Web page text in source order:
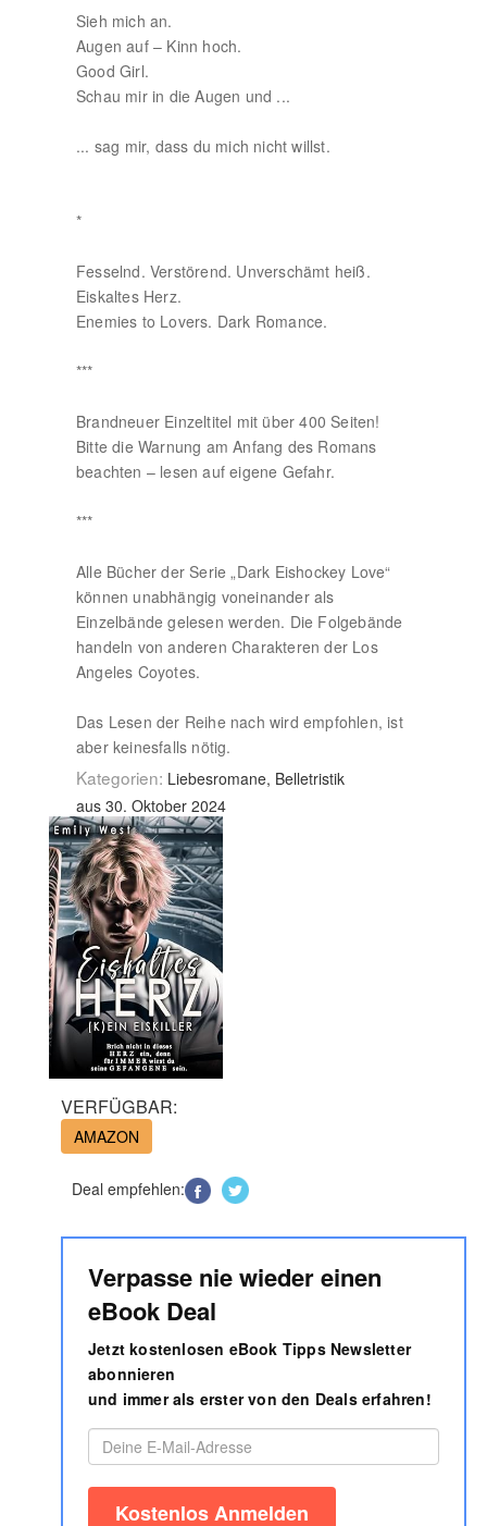
Sieh mich an.
Augen auf – Kinn hoch.
Good Girl.
Schau mir in die Augen und ...
... sag mir, dass du mich nicht willst.
*
Fesselnd. Verstörend. Unverschämt heiß.
Eiskaltes Herz.
Enemies to Lovers. Dark Romance.
***
Brandneuer Einzeltitel mit über 400 Seiten!
Bitte die Warnung am Anfang des Romans
beachten – lesen auf eigene Gefahr.
***
Alle Bücher der Serie „Dark Eishockey Love“
können unabhängig voneinander als
Einzelbände gelesen werden. Die Folgebände
handeln von anderen Charakteren der Los
Angeles Coyotes.
Das Lesen der Reihe nach wird empfohlen, ist
aber keinesfalls nötig.
Kategorien: Liebesromane, Belletristik
aus 30. Oktober 2024
VERFÜGBAR:
AMAZON
Deal empfehlen:
Verpasse nie wieder einen
eBook Deal
Jetzt kostenlosen eBook Tipps Newsletter
abonnieren
und immer als erster von den Deals erfahren!